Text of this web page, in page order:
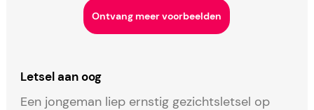
Ontvang meer voorbeelden
Letsel aan oog
Een jongeman liep ernstig gezichtsletsel op